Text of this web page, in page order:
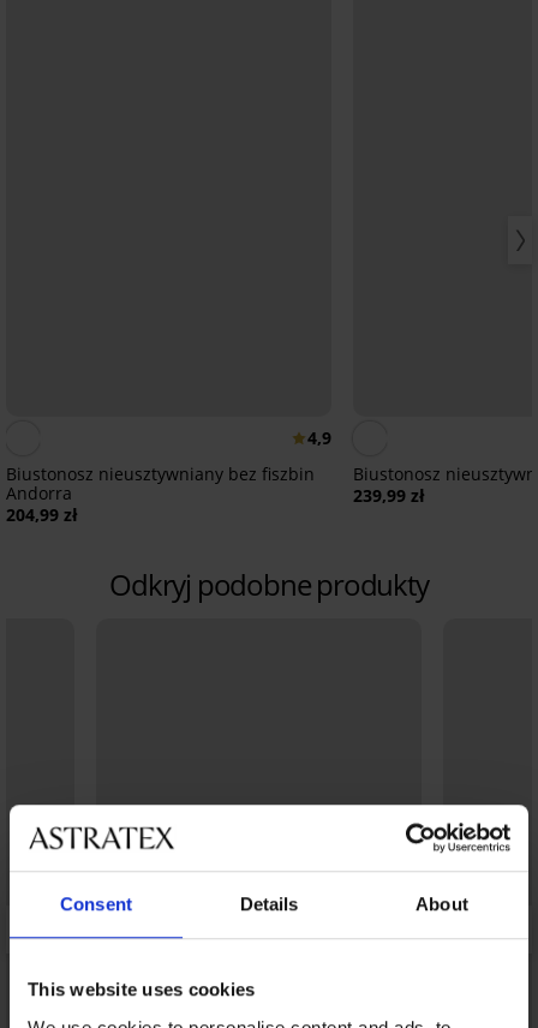
Consent Details About
This website uses cookies
4,9
Biustonosz nieusztywniany bez fiszbin
Andorra
204,99 zł
Biustonosz
239,99 zł
Odkryj podobne produkty